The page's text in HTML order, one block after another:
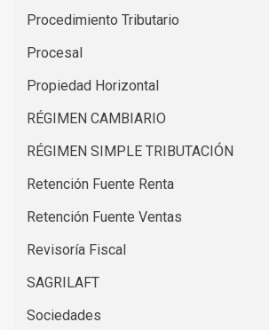
Procedimiento Tributario
Procesal
Propiedad Horizontal
RÉGIMEN CAMBIARIO
RÉGIMEN SIMPLE TRIBUTACIÓN
Retención Fuente Renta
Retención Fuente Ventas
Revisoría Fiscal
SAGRILAFT
Sociedades